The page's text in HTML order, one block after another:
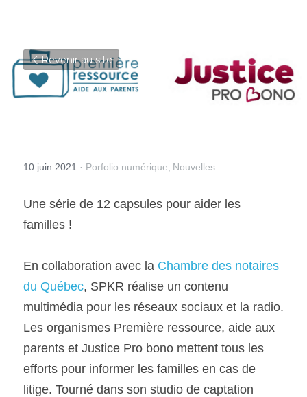
Revenir au site
10 juin 2021 · Porfolio numérique, Nouvelles
Une série de 12 capsules pour aider les
familles !
En collaboration avec la Chambre des notaires
du Québec, SPKR réalise un contenu
multimédia pour les réseaux sociaux et la radio.
Les organismes Première ressource, aide aux
parents et Justice Pro bono mettent tous les
efforts pour informer les familles en cas de
litige. Tourné dans son studio de captation